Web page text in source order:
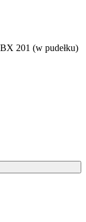
201 (w pudełku)